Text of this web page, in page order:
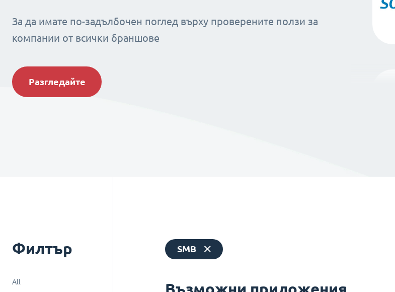
За да имате по-задълбочен поглед върху проверените ползи за
компании от всички браншове
Разгледайте
Филтър
All
SMB